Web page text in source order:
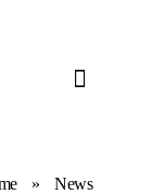
» News